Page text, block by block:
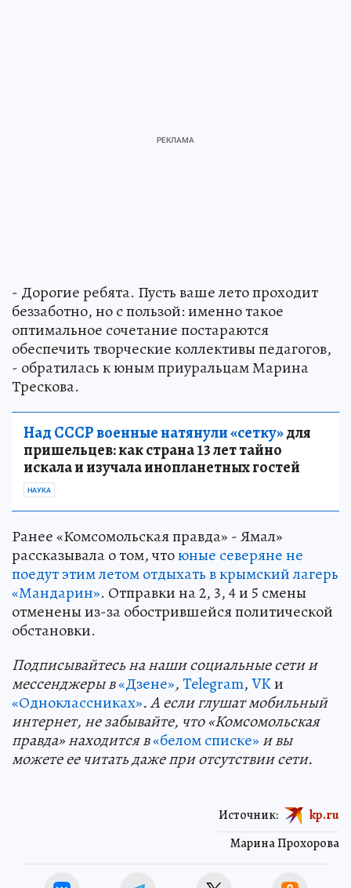
- Дорогие ребята. Пусть ваше лето проходит
беззаботно, но с пользой: именно такое
оптимальное сочетание постараются
обеспечить творческие коллективы педагогов,
- обратилась к юным приуральцам Марина
Трескова.
Над СССР военные натянули «сетку»для
пришельцев: как страна 13 лет тайно
искала и изучала инопланетных гостей
НАУКА
Ранее «Комсомольская правда» - Ямал»
рассказывала о том, чтоюные северяне не
поедут этим летом отдыхать в крымский лагерь
«Мандарин». Отправки на 2, 3, 4 и 5 смены
отменены из-за обострившейся политической
обстановки.
Подписывайтесь на наши социальные сети и
мессенджеры в«Дзене»,Telegram,VKи
«Одноклассниках». А если глушат мобильный
интернет, не забывайте, что «Комсомольская
правда» находится в«белом списке» и вы
можете ее читать даже при отсутствии сети.
Марина Прохорова
Источник: kp.ru